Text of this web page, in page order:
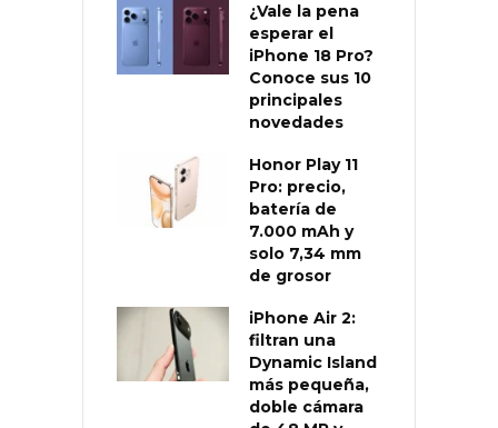
¿Vale la pena
esperar el
iPhone 18 Pro?
Conoce sus 10
principales
novedades
Honor Play 11
Pro: precio,
batería de
7.000 mAh y
solo 7,34 mm
de grosor
iPhone Air 2:
filtran una
Dynamic Island
más pequeña,
doble cámara